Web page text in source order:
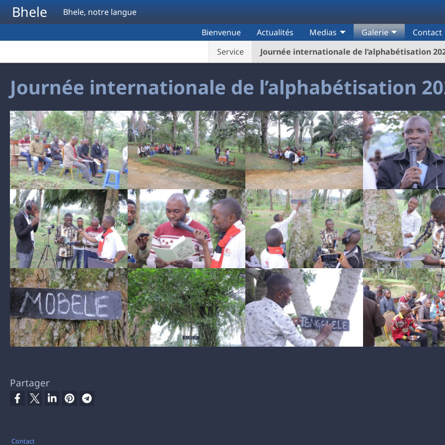
Aller au contenu principal
Bhele Bhele, notre langue
Bienvenue Actualités Medias
Galerie
Service
Journée internationale de l’alphabétisation
Contact
Journée internationale de l’alphabétisation
Partager
Pied de page
Contact